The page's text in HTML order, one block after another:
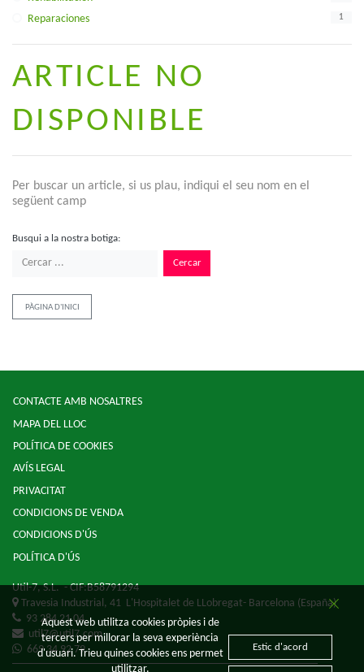
Reparaciones 1
ARTICLE NO
DISPONIBLE
Per buscar un article, si us plau, indiqui el seu nom en el
següent camp
Busqui a la nostra botiga:
Cercar
PÀGINA D'INICI
CONTACTE AMB NOSALTRES
MAPA DEL LLOC
POLÍTICA DE COOKIES
AVÍS LEGAL
PRIVACITAT
CONDICIONS DE VENDA
CONDICIONS D'ÚS
POLÍTICA D'ÚS
Util-7, S.L.- CIF:B58791294
Travesia Industrial, 41 L'Hospitalet de LLobregat- Barcelona (España)
93 284 21 04
util7@util7.com
669 34 92 79
Aquest web utilitza cookies pròpies i de
tercers per millorar la seva experiència
d'usuari. Trieu quines cookies ens permet
utilitzar.
Estic d'acord